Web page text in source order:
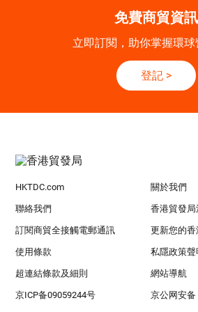
免費商貿資訊
立即訂閱，助你掌握環
登記 >
HKTDC.com 關於我們
聯絡我們 香港貿發
訂閱商貿全接觸電郵通訊 更新您的
使用條款 私隱政策聲
超連結條款及細則 網站導航
京ICP备09059244号 京公网安备